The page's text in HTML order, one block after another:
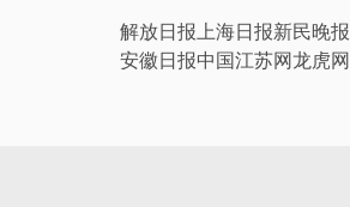
解放日报上海日报新民晚报
安徽日报中国江苏网龙虎网